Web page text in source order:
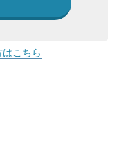
こちら